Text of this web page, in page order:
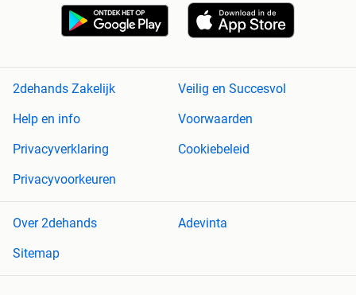
2dehands Zakelijk
Veilig en Succesvol
Help en info
Voorwaarden
Privacyverklaring
Cookiebeleid
Privacyvoorkeuren
Over 2dehands
Adevinta
Sitemap